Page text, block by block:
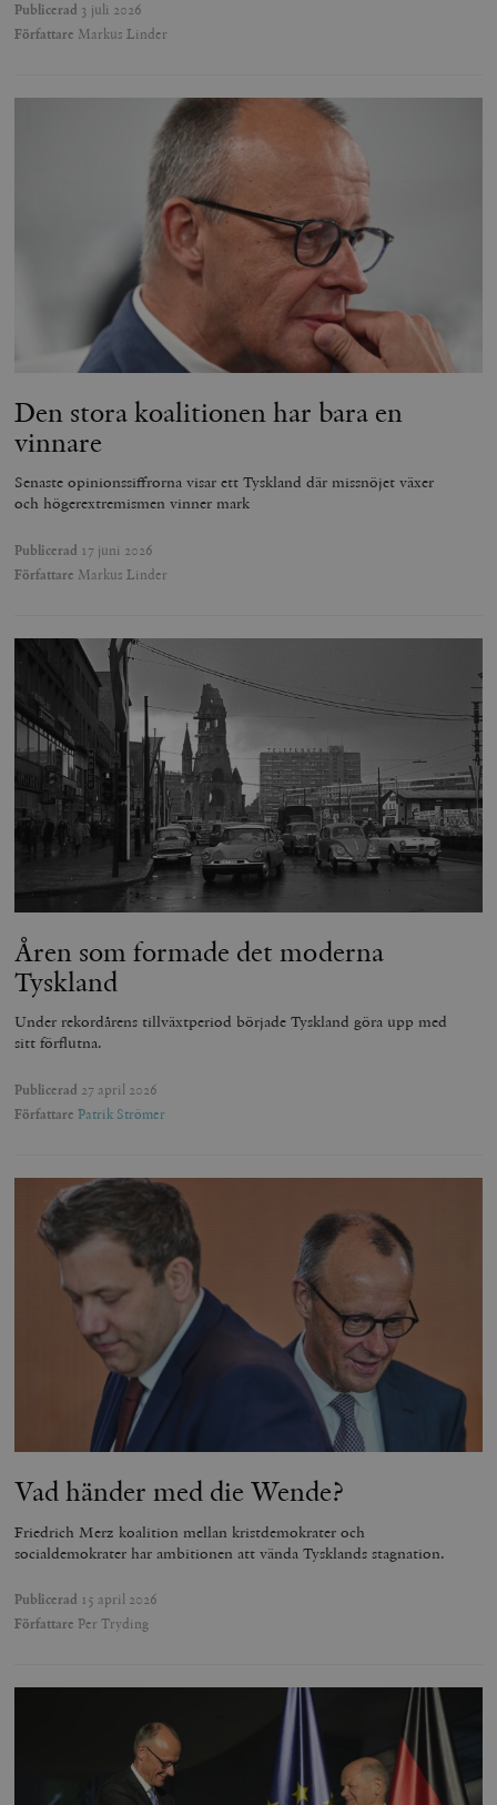
Publicerad 3 juli 2026
Författare Markus Linder
Den stora koalitionen har bara en
vinnare
Senaste opinionssiffrorna visar ett Tyskland där missnöjet växer
och högerextremismen vinner mark
Publicerad 17 juni 2026
Författare Markus Linder
Åren som formade det moderna
Tyskland
Under rekordårens tillväxtperiod började Tyskland göra upp med
sitt förflutna.
Publicerad 27 april 2026
Författare Patrik Strömer
Vad händer med die Wende?
Friedrich Merz koalition mellan kristdemokrater och
socialdemokrater har ambitionen att vända Tysklands stagnation.
Publicerad 15 april 2026
Författare Per Tryding